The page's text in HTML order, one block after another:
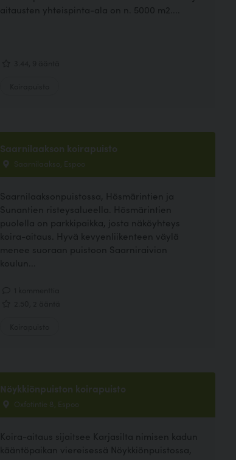
aitausten yhteispinta-ala on n. 5000 m2....
Saarnilaakson koirapuisto
Saarnilaakso, Espoo
Saarnilaaksonpuistossa, Hösmärintien ja
Sunantien risteysalueella. Hösmärintien
puolella on parkkipaikka, josta näköyhteys
koira-aitaus. Hyvä kevyenliikenteen väylä
menee suoraan puistoon Saarniraivion
koulun...
Nöykkiönpuiston koirapuisto
Oxfotintie 8, Espoo
Koira-aitaus sijaitsee Karjasilta nimisen kadun
kääntöpaikan viereisessä Nöykkiönpuistossa,